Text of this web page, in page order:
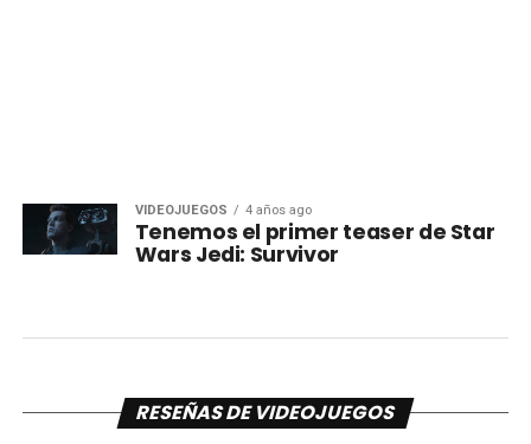
VIDEOJUEGOS 4 años ago
Tenemos el primer teaser de Star
Wars Jedi: Survivor
RESEÑAS DE VIDEOJUEGOS